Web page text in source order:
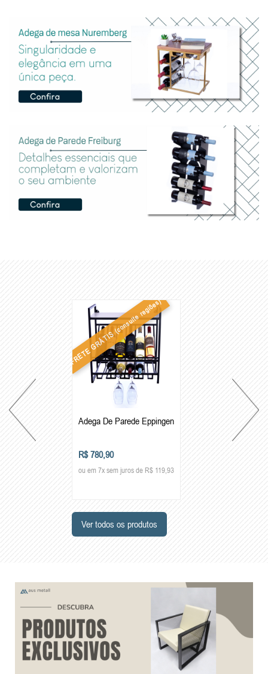
FRETE GRÁTIS
(consulte regiões)
Adega De Parede Eppingen
R$ 780,90
ou em 7x sem juros de R$ 119,93
Ver todos os produtos